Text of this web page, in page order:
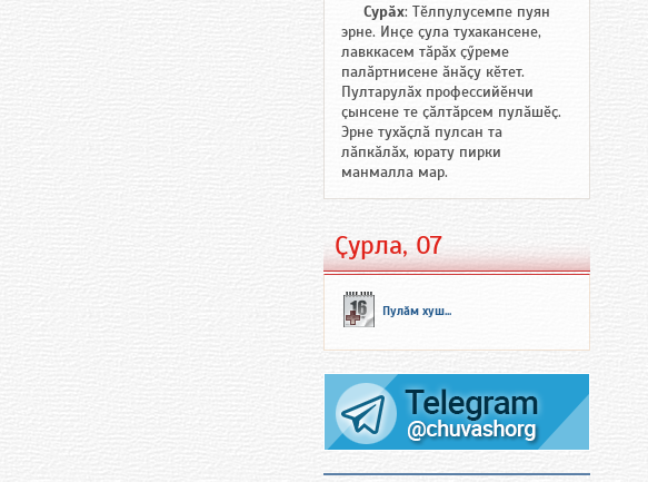
Сурӑх: Тӗлпулусемпе пуян
эрне. Инҫе ҫула тухакансене,
лавккасем тӑрӑх ҫӳреме
палӑртнисене ӑнӑҫу кӗтет.
Пултарулӑх профессийӗнчи
ҫынсене те ҫӑлтӑрсем пулӑшӗҫ.
Эрне тухӑҫлӑ пулсан та
лӑпкӑлӑх, юрату пирки
манмалла мар.
Ҫурла, 07
Пулӑм хуш...